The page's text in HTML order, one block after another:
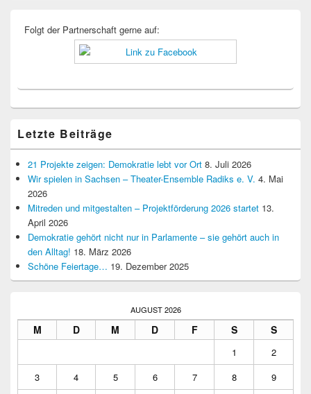
Folgt der Partnerschaft gerne auf:
Letzte Beiträge
21 Projekte zeigen: Demokratie lebt vor Ort 8. Juli 2026
Wir spielen in Sachsen – Theater-Ensemble Radiks e. V. 4. Mai
2026
Mitreden und mitgestalten – Projektförderung 2026 startet 13.
April 2026
Demokratie gehört nicht nur in Parlamente – sie gehört auch in
den Alltag! 18. März 2026
Schöne Feiertage… 19. Dezember 2025
AUGUST 2026
M D M D F S S
1
2
3
4 5 6 7 8
9